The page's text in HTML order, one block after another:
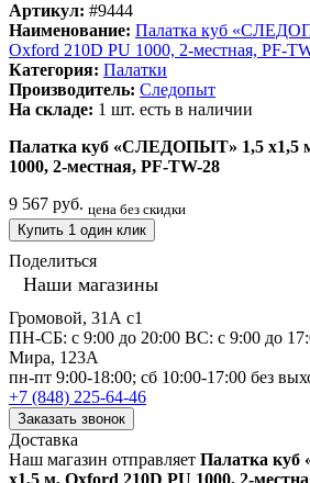
Артикул: #9444
Наименование: Палатка куб
Oxford 210D PU 1000, 2-местная, PF-
Категория: Палатки
Производитель: Следопыт
На складе: 1 шт. есть в наличии
Палатка куб «СЛЕДОПЫТ» 1,5 х1,5
1000, 2-местная, PF-TW-28
9 567 руб. цена без скидки
Купить 1 один клик
Поделиться
Наши магазины
Громовой, 31А с1
ПН-СБ: с 9:00 до 20:00 ВС: с 9:00 до
Мира, 123А
пн-пт 9:00-18:00; сб 10:00-17:00 без
+7 (848) 225-64-46
Заказать звонок
Доставка
Наш магазин отправляет Палатка
х1,5 м, Oxford 210D PU 1000, 2-